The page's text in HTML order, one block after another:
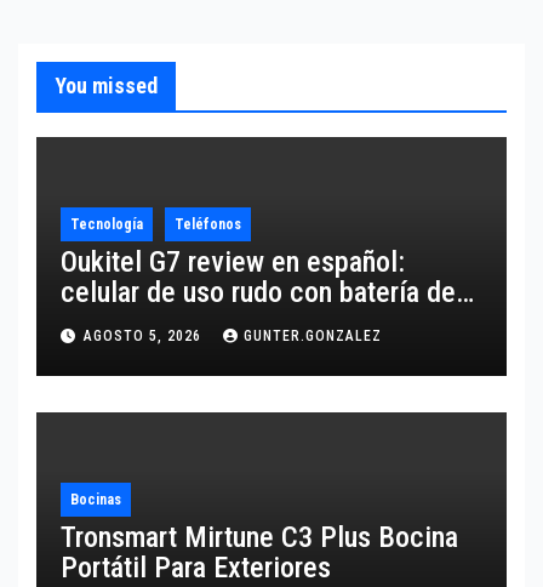
You missed
Tecnología Teléfonos
Oukitel G7 review en español:
celular de uso rudo con batería de
10,600 mAh
AGOSTO 5, 2026 GUNTER.GONZALEZ
Bocinas
Tronsmart Mirtune C3 Plus Bocina
Portátil Para Exteriores